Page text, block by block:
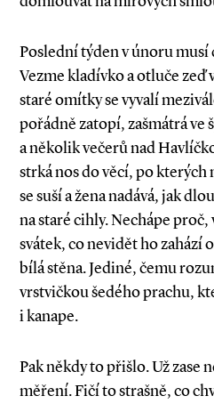
Poslední týden v únoru musí
Vezme kladívko a otluče zeď
staré omítky se vyvalí
pořádně zatopí, zašmátrá ve
a několik večerů nad
strká nos do věcí, po kterých
se suší a žena nadává, jak
na staré cihly. Nechápe
svátek, co nevidět ho zahází
bílá stěna. Jediné, čemu
vrstvičkou šedého prachu,
i kanape.
Pak někdy to přišlo. Už zase
měření. Fičí to strašně, co